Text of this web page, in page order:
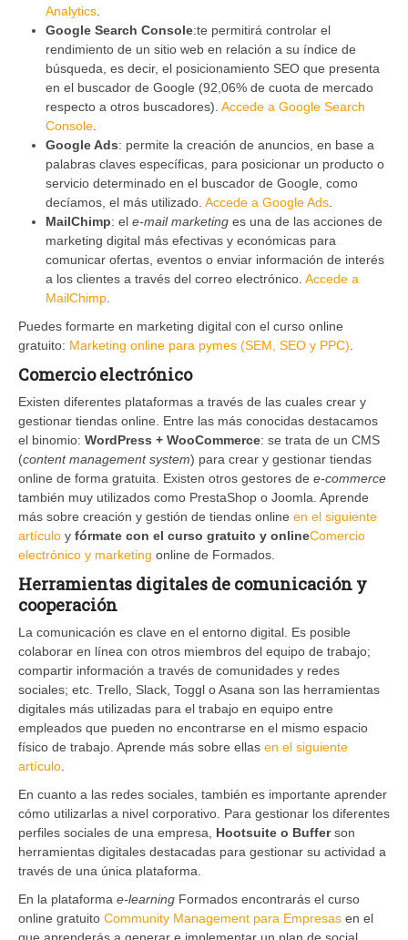
Analytics
Google Search Console:te permitirá controlar el
rendimiento de un sitio web en relación a su índice de
búsqueda, es decir, el posicionamiento SEO que presenta
en el buscador de Google (92,06% de cuota de mercado
respecto a otros buscadores). Accede a Google Search
Console
Google Ads: permite la creación de anuncios, en base a
palabras claves específicas, para posicionar un producto o
servicio determinado en el buscador de Google, como
decíamos, el más utilizado. Accede a Google Ads
MailChimp: el e-mail marketing es una de las acciones de
marketing digital más efectivas y económicas para
comunicar ofertas, eventos o enviar información de interés
a los clientes a través del correo electrónico. Accede a
MailChimp
Puedes formarte en marketing digital con el curso online
gratuito: Marketing online para pymes (SEM, SEO y PPC)
Comercio electrónico
Existen diferentes plataformas a través de las cuales crear y
gestionar tiendas online. Entre las más conocidas destacamos
el binomio: WordPress + WooCommerce: se trata de un CMS
(content management system) para crear y gestionar tiendas
online de forma gratuita. Existen otros gestores de e-commerce
también muy utilizados como PrestaShop o Joomla. Aprende
más sobre creación y gestión de tiendas online en el siguiente
artículo y fórmate con el curso gratuito y onlineComercio
electrónico y marketing online de Formados.
Herramientas digitales de comunicación y
cooperación
La comunicación es clave en el entorno digital. Es posible
colaborar en línea con otros miembros del equipo de trabajo;
compartir información a través de comunidades y redes
sociales; etc. Trello, Slack, Toggl o Asana son las herramientas
digitales más utilizadas para el trabajo en equipo entre
empleados que pueden no encontrarse en el mismo espacio
físico de trabajo. Aprende más sobre ellas en el siguiente
artículo
En cuanto a las redes sociales, también es importante aprender
cómo utilizarlas a nivel corporativo. Para gestionar los diferentes
perfiles sociales de una empresa, Hootsuite o Bufferson
herramientas digitales destacadas para gestionar su actividad a
través de una única plataforma.
En la plataforma e-learning Formados encontrarás el curso
online gratuito Community Management para Empresas en el
que aprenderás a generar e implementar un plan de social